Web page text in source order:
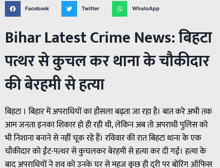
Facebook Twitter WhatsApp
Bihar Latest Crime News: बिहटा
पत्थर से कुचल कर थाना के चौकीदार
की बेरहमी से हत्या
बिहटा । बिहार में अपराधियों का हौसला बढ़ता जा रहा है। बात करे अभी तक
आम जनता इनका शिकार हो ही रही थी, लेकिन अब तो अपराधी पुलिस को
भी निशाना बनाने से नहीं चूक रहे हैं। रविवार की रात बिहटा थाना के एक
चौकीदार को ईंट-पत्थर से कुचलकर बेरहमी से हत्या कर दी गई। हत्या के
बाद अपराधियों ने शव को उनके घर से महज कुछ ही दूरी पर बोरिंग ऑफिस